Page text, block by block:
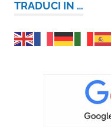
TRADUCI IN …